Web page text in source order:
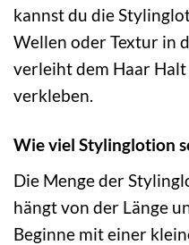
kannst du die
Wellen oder Textur in
verleiht dem Haar
verkleben.
Wie viel Stylinglotion
Die Menge der
hängt von der Länge
Beginne mit einer